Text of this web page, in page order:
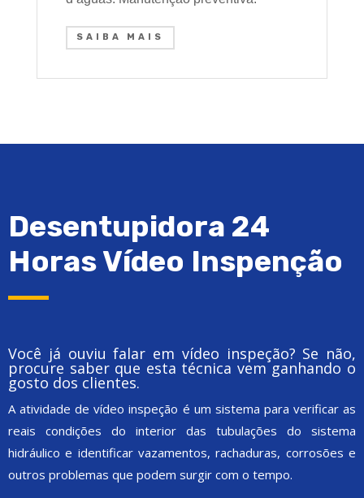
SAIBA MAIS
Desentupidora 24
Horas Vídeo Inspenção
Você já ouviu falar em vídeo inspeção? Se não,
procure saber que esta técnica vem ganhando o
gosto dos clientes.
A atividade de vídeo inspeção é um sistema para verificar as
reais condições do interior das tubulações do sistema
hidráulico e identificar vazamentos, rachaduras, corrosões e
outros problemas que podem surgir com o tempo.